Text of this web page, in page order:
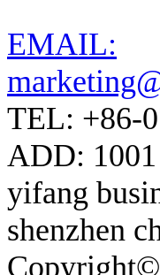
EMAIL:
TEL: +86-
ADD:
yifang
shenzhen